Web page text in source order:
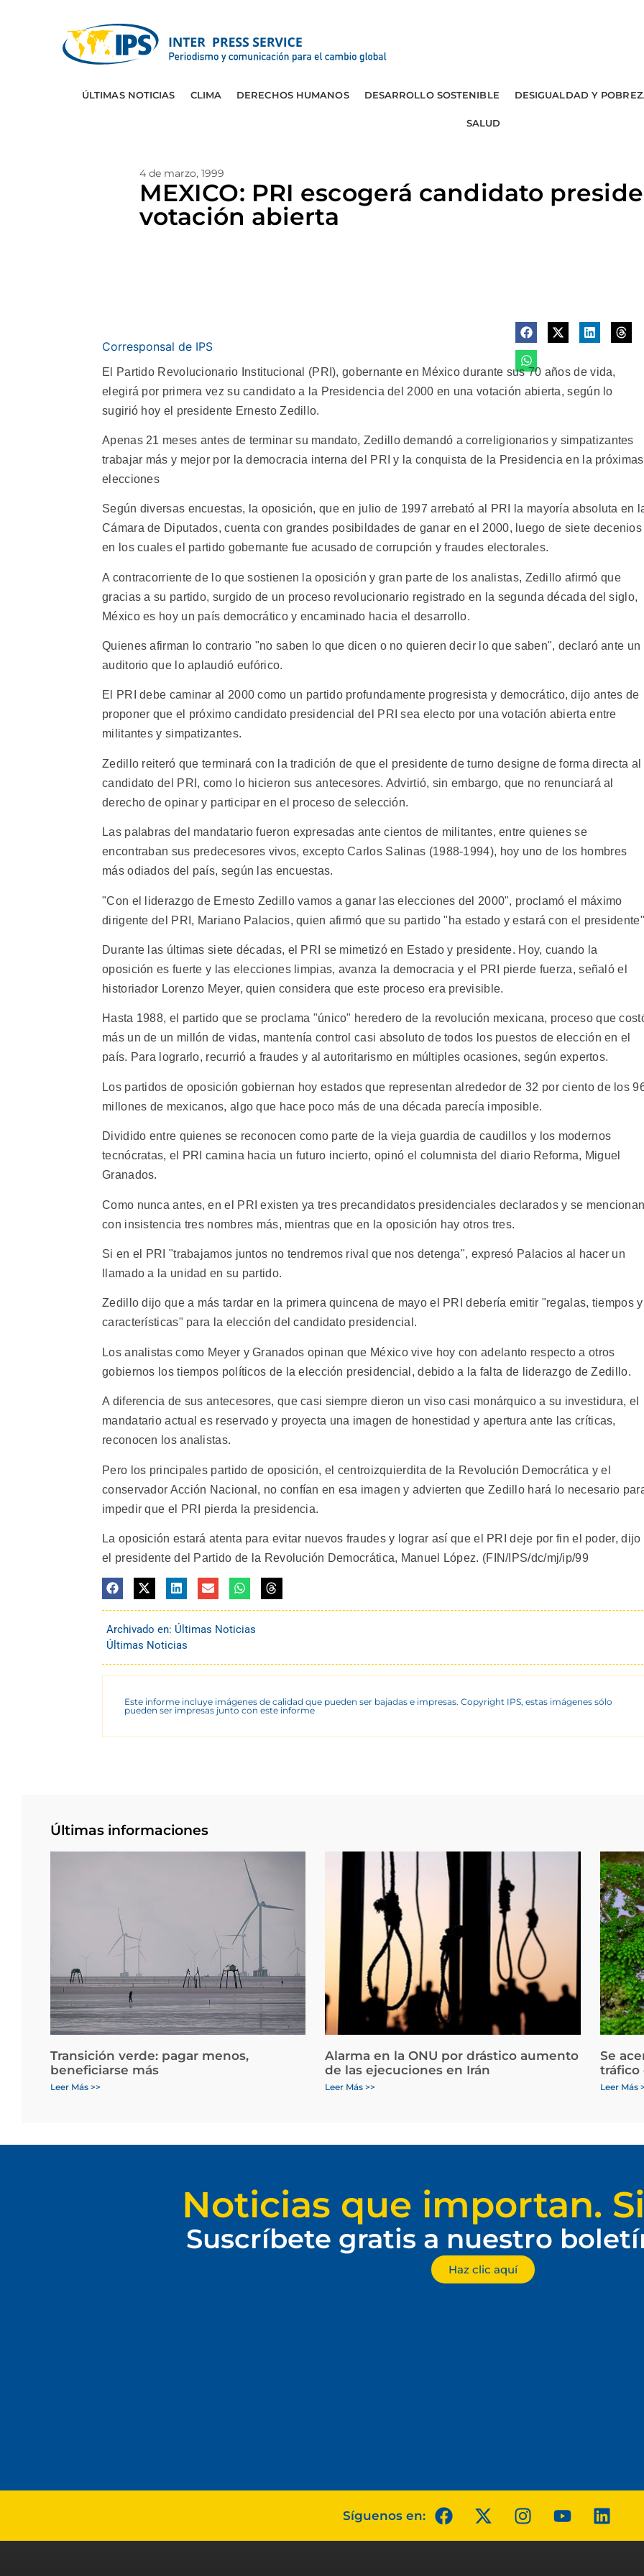
ÚLTIMAS NOTICIAS CLIMA DERECHOS HUMANOS DESARROLLO SOSTENIBLE DESIGUALDAD Y
SALUD
4 de marzo, 1999
MEXICO: PRI escogerá candidato
votación abierta
Corresponsal de IPS
El Partido Revolucionario Institucional (PRI), gobernante en México durante sus 70 años de vida,
elegirá por primera vez su candidato a la Presidencia del 2000 en una votación abierta, según lo
sugirió hoy el presidente Ernesto Zedillo.
Apenas 21 meses antes de terminar su mandato, Zedillo demandó a correligionarios y simpatizantes
trabajar más y mejor por la democracia interna del PRI y la conquista de la Presidencia en la próximas
elecciones
Según diversas encuestas, la oposición, que en julio de 1997 arrebató al PRI la mayoría absoluta en
Cámara de Diputados, cuenta con grandes posibildades de ganar en el 2000, luego de siete decenios
en los cuales el partido gobernante fue acusado de corrupción y fraudes electorales.
A contracorriente de lo que sostienen la oposición y gran parte de los analistas, Zedillo afirmó que
gracias a su partido, surgido de un proceso revolucionario registrado en la segunda década del siglo,
México es hoy un país democrático y encaminado hacia el desarrollo.
Quienes afirman lo contrario "no saben lo que dicen o no quieren decir lo que saben", declaró ante un
auditorio que lo aplaudió eufórico.
El PRI debe caminar al 2000 como un partido profundamente progresista y democrático, dijo antes de
proponer que el próximo candidato presidencial del PRI sea electo por una votación abierta entre
militantes y simpatizantes.
Zedillo reiteró que terminará con la tradición de que el presidente de turno designe de forma directa al
candidato del PRI, como lo hicieron sus antecesores. Advirtió, sin embargo, que no renunciará al
derecho de opinar y participar en el proceso de selección.
Las palabras del mandatario fueron expresadas ante cientos de militantes, entre quienes se
encontraban sus predecesores vivos, excepto Carlos Salinas (1988-1994), hoy uno de los hombres
más odiados del país, según las encuestas.
"Con el liderazgo de Ernesto Zedillo vamos a ganar las elecciones del 2000", proclamó el máximo
dirigente del PRI, Mariano Palacios, quien afirmó que su partido "ha estado y estará con el
Durante las últimas siete décadas, el PRI se mimetizó en Estado y presidente. Hoy, cuando la
oposición es fuerte y las elecciones limpias, avanza la democracia y el PRI pierde fuerza, señaló el
historiador Lorenzo Meyer, quien considera que este proceso era previsible.
Hasta 1988, el partido que se proclama "único" heredero de la revolución mexicana, proceso que
más un de un millón de vidas, mantenía control casi absoluto de todos los puestos de elección en el
país. Para lograrlo, recurrió a fraudes y al autoritarismo en múltiples ocasiones, según expertos.
Los partidos de oposición gobiernan hoy estados que representan alrededor de 32 por ciento de los
millones de mexicanos, algo que hace poco más de una década parecía imposible.
Dividido entre quienes se reconocen como parte de la vieja guardia de caudillos y los modernos
tecnócratas, el PRI camina hacia un futuro incierto, opinó el columnista del diario Reforma, Miguel
Granados.
Como nunca antes, en el PRI existen ya tres precandidatos presidenciales declarados y se
con insistencia tres nombres más, mientras que en la oposición hay otros tres.
Si en el PRI "trabajamos juntos no tendremos rival que nos detenga", expresó Palacios al hacer un
llamado a la unidad en su partido.
Zedillo dijo que a más tardar en la primera quincena de mayo el PRI debería emitir "regalas, tiempos y
características" para la elección del candidato presidencial.
Los analistas como Meyer y Granados opinan que México vive hoy con adelanto respecto a otros
gobiernos los tiempos políticos de la elección presidencial, debido a la falta de liderazgo de Zedillo.
A diferencia de sus antecesores, que casi siempre dieron un viso casi monárquico a su investidura, el
mandatario actual es reservado y proyecta una imagen de honestidad y apertura ante las críticas,
reconocen los analistas.
Pero los principales partido de oposición, el centroizquierdita de la Revolución Democrática y el
conservador Acción Nacional, no confían en esa imagen y advierten que Zedillo hará lo necesario
impedir que el PRI pierda la presidencia.
La oposición estará atenta para evitar nuevos fraudes y lograr así que el PRI deje por fin el poder, dijo
el presidente del Partido de la Revolución Democrática, Manuel López. (FIN/IPS/dc/mj/ip/99
Archivado en: Últimas Noticias
Últimas Noticias
Este informe incluye imágenes de calidad que pueden ser bajadas e impresas. Copyright IPS, estas imágenes sólo
pueden ser impresas junto con este informe
Últimas informaciones
Transición verde: pagar menos,
beneficiarse más
Leer Más >>
Alarma en la ONU por drástico aumento
de las ejecuciones en Irán
Leer Más >>
Se
tráfico
Leer Más
Noticias que importan.
Suscríbete gratis a nuestro
Haz clic aquí
Síguenos en: